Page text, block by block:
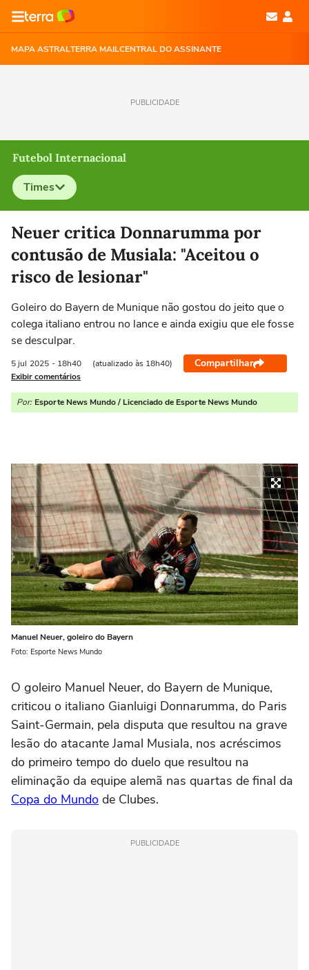
MAPA ASTRALTERRA MAILCENTRAL DO ASSINANTE
PUBLICIDADE
Futebol Internacional
Times
Selecione o time para ver as notícias
Neuer critica Donnarumma por
contusão de Musiala: "Aceitou o
risco de lesionar"
Goleiro do Bayern de Munique não gostou do jeito que o
colega italiano entrou no lance e ainda exigiu que ele fosse
se desculpar.
5 jul 2025 - 18h40 (atualizado às 18h40) Compartilhar
Exibir comentários
Por: Esporte News Mundo / Licenciado de Esporte News Mundo
Manuel Neuer, goleiro do Bayern
Foto: Esporte News Mundo
O goleiro Manuel Neuer, do Bayern de Munique,
criticou o italiano Gianluigi Donnarumma, do Paris
Saint-Germain, pela disputa que resultou na grave
lesão do atacante Jamal Musiala, nos acréscimos
do primeiro tempo do duelo que resultou na
eliminação da equipe alemã nas quartas de final da
Copa do Mundo de Clubes.
PUBLICIDADE